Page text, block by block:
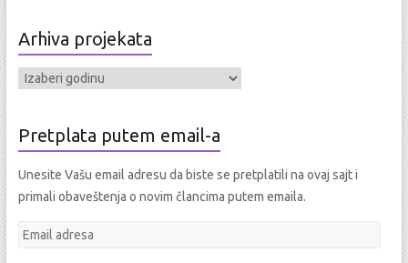
Arhiva projekata
Pretplata putem email-a
Unesite Vašu email adresu da biste se pretplatili na ovaj sajt i
primali obaveštenja o novim člancima putem emaila.
E